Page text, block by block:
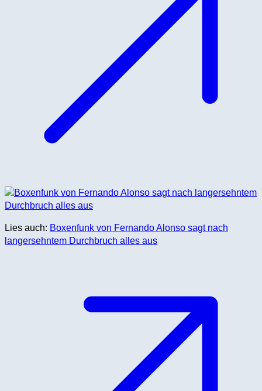
Lies auch: Boxenfunk von Fernando Alonso sagt nach
langersehntem Durchbruch alles aus